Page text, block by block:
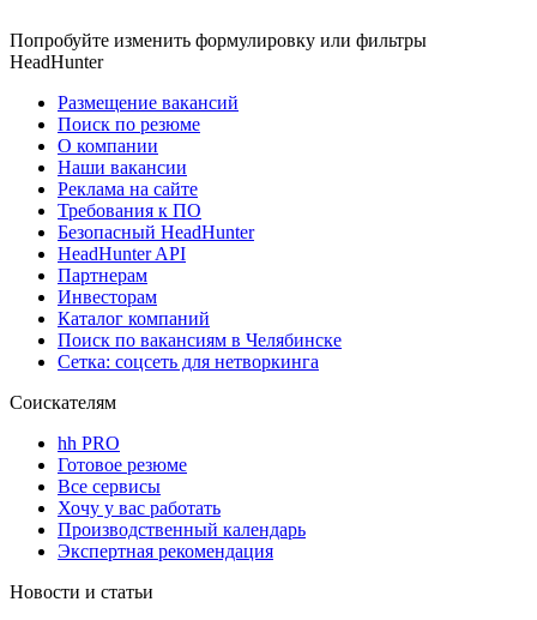
Попробуйте изменить формулировку или фильтры
HeadHunter
Размещение вакансий
Поиск по резюме
О компании
Наши вакансии
Реклама на сайте
Требования к ПО
Безопасный HeadHunter
HeadHunter API
Партнерам
Инвесторам
Каталог компаний
Поиск по вакансиям в Челябинске
Сетка: соцсеть для нетворкинга
Соискателям
hh PRO
Готовое резюме
Все сервисы
Хочу у вас работать
Производственный календарь
Экспертная рекомендация
Новости и статьи